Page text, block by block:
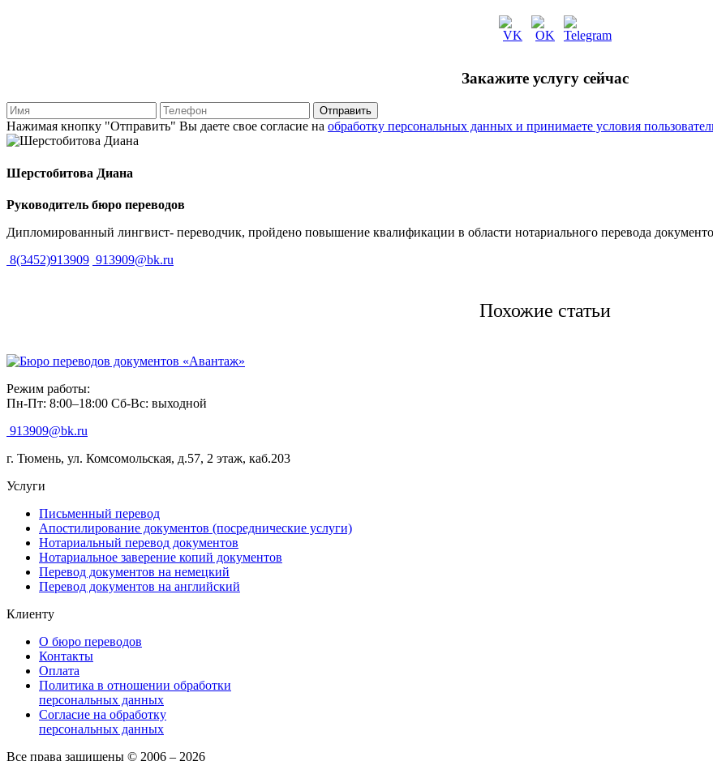
Закажите услугу сейчас
Нажимая кнопку "Отправить" Вы даете свое согласие на обработку персональных данных и принимаете условия
Шерстобитова Диана
Руководитель бюро переводов
Дипломированный лингвист- переводчик, пройдено повышение квалификации в области нотариального перевода
8(3452)913909 913909@bk.ru
Похожие статьи
Режим работы:
Пн-Пт: 8:00–18:00 Сб-Вс: выходной
913909@bk.ru
г. Тюмень, ул. Комсомольская, д.57, 2 этаж, каб.203
Услуги
Письменный перевод
Апостилирование документов (посреднические услуги)
Нотариальный перевод документов
Нотариальное заверение копий документов
Перевод документов на немецкий
Перевод документов на английский
Клиенту
О бюро переводов
Контакты
Оплата
Политика в отношении обработки
персональных данных
Согласие на обработку
персональных данных
Все права защищены © 2006 – 2026